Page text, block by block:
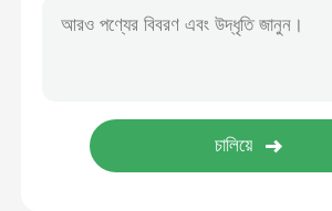
বাচ্চাদের ছাতা